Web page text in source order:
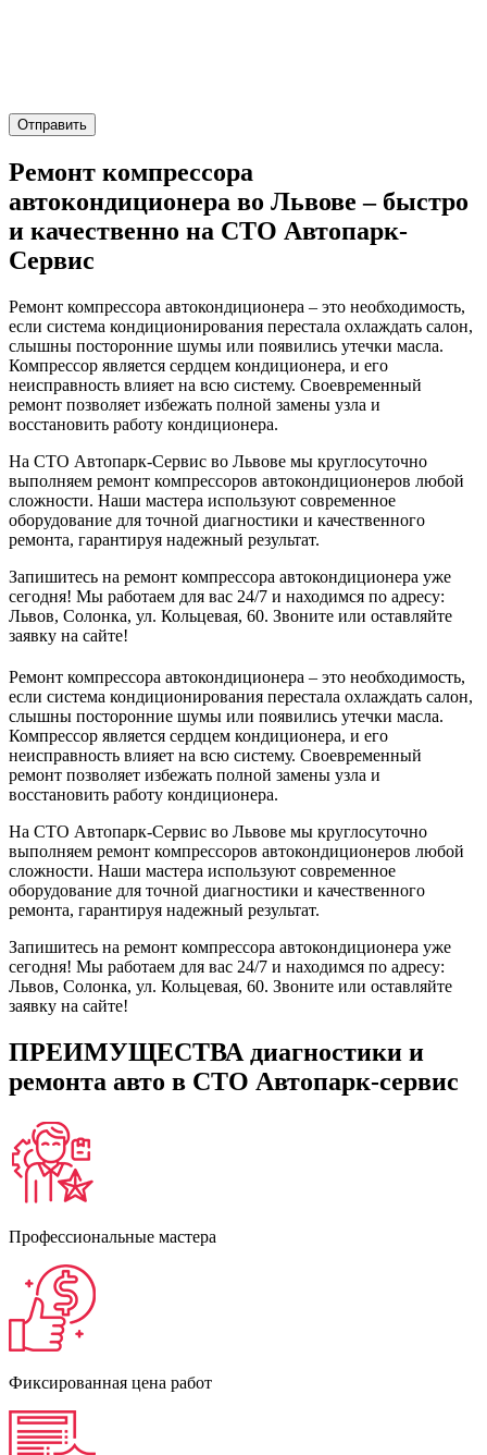
Ремонт компрессора
автокондиционера во Львове – быстро
и качественно на СТО Автопарк-
Сервис
Ремонт компрессора автокондиционера – это необходимость,
если система кондиционирования перестала охлаждать салон,
слышны посторонние шумы или появились утечки масла.
Компрессор является сердцем кондиционера, и его
неисправность влияет на всю систему. Своевременный
ремонт позволяет избежать полной замены узла и
восстановить работу кондиционера.
На СТО Автопарк-Сервис во Львове мы круглосуточно
выполняем ремонт компрессоров автокондиционеров любой
сложности. Наши мастера используют современное
оборудование для точной диагностики и качественного
ремонта, гарантируя надежный результат.
Запишитесь на ремонт компрессора автокондиционера уже
сегодня! Мы работаем для вас 24/7 и находимся по адресу:
Львов, Солонка, ул. Кольцевая, 60. Звоните или оставляйте
заявку на сайте!
Ремонт компрессора автокондиционера – это необходимость,
если система кондиционирования перестала охлаждать салон,
слышны посторонние шумы или появились утечки масла.
Компрессор является сердцем кондиционера, и его
неисправность влияет на всю систему. Своевременный
ремонт позволяет избежать полной замены узла и
восстановить работу кондиционера.
На СТО Автопарк-Сервис во Львове мы круглосуточно
выполняем ремонт компрессоров автокондиционеров любой
сложности. Наши мастера используют современное
оборудование для точной диагностики и качественного
ремонта, гарантируя надежный результат.
Запишитесь на ремонт компрессора автокондиционера уже
сегодня! Мы работаем для вас 24/7 и находимся по адресу:
Львов, Солонка, ул. Кольцевая, 60. Звоните или оставляйте
заявку на сайте!
ПРЕИМУЩЕСТВА диагностики и
ремонта авто в СТО Автопарк-сервис
Профессиональные мастера
Фиксированная цена работ